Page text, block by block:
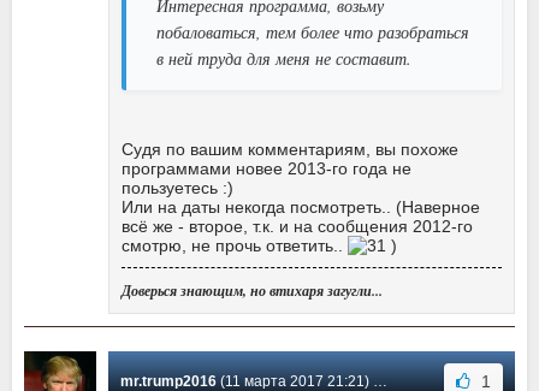
Интересная программа, возьму
побаловаться, тем более что разобраться
в ней труда для меня не составит.
Судя по вашим комментариям, вы похоже
программами новее 2013-го года не
пользуетесь :)
Или на даты некогда посмотреть.. (Наверное
всё же - второе, т.к. и на сообщения 2012-го
смотрю, не прочь ответить..
)
Доверься знающим, но втихаря загугли...
mr.trump2016(11 марта 2017 21:21) Сообщение #7 1